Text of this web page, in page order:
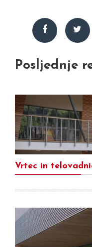
Posljednje
Vrtec in